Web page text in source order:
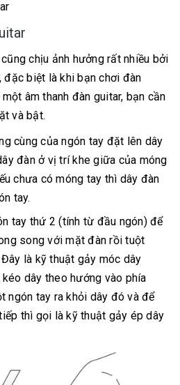
chịu ảnh hưởng rất nhiều bởi
đặc biệt là khi bạn chơi đàn
âm thanh đàn guitar, bạn cần
và bật.
cùng của ngón tay đặt lên dây
đàn ở vị trí khe giữa của móng
chưa có móng tay thì dây đàn
tay.
tay thứ 2 (tính từ đầu ngón) để
song với mặt đàn rồi tuột
là kỹ thuật gảy móc dây
dây theo hướng vào phía
ngón tay ra khỏi dây đó và để
thì gọi là kỹ thuật gảy ép dây